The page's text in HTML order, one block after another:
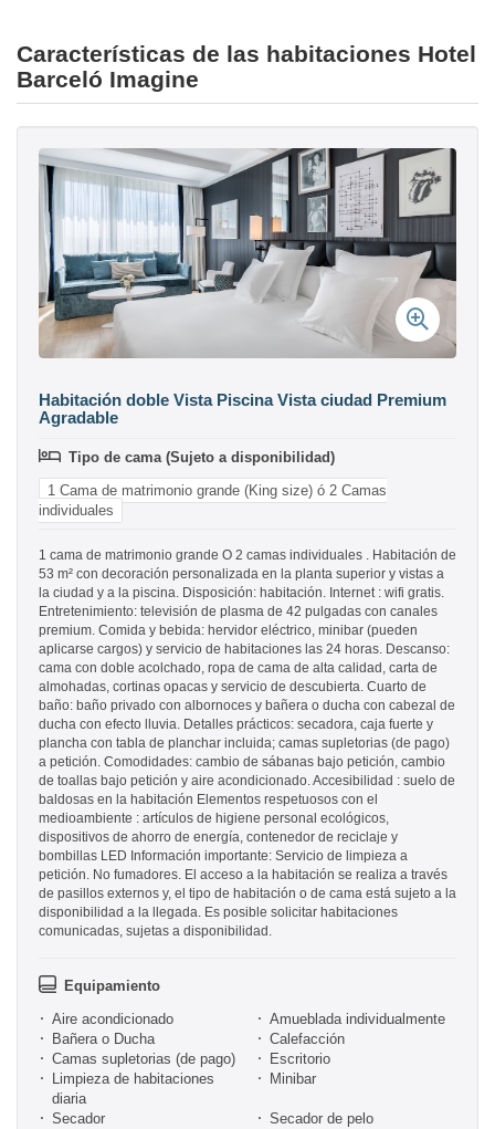
Características de las habitaciones Hotel
Barceló Imagine
Habitación doble Vista Piscina Vista ciudad Premium
Agradable
Tipo de cama (Sujeto a disponibilidad)
1 Cama de matrimonio grande (King size) ó 2 Camas
individuales
1 cama de matrimonio grande O 2 camas individuales . Habitación de
53 m² con decoración personalizada en la planta superior y vistas a
la ciudad y a la piscina. Disposición: habitación. Internet : wifi gratis.
Entretenimiento: televisión de plasma de 42 pulgadas con canales
premium. Comida y bebida: hervidor eléctrico, minibar (pueden
aplicarse cargos) y servicio de habitaciones las 24 horas. Descanso:
cama con doble acolchado, ropa de cama de alta calidad, carta de
almohadas, cortinas opacas y servicio de descubierta. Cuarto de
baño: baño privado con albornoces y bañera o ducha con cabezal de
ducha con efecto lluvia. Detalles prácticos: secadora, caja fuerte y
plancha con tabla de planchar incluida; camas supletorias (de pago)
a petición. Comodidades: cambio de sábanas bajo petición, cambio
de toallas bajo petición y aire acondicionado. Accesibilidad : suelo de
baldosas en la habitación Elementos respetuosos con el
medioambiente : artículos de higiene personal ecológicos,
dispositivos de ahorro de energía, contenedor de reciclaje y
bombillas LED Información importante: Servicio de limpieza a
petición. No fumadores. El acceso a la habitación se realiza a través
de pasillos externos y, el tipo de habitación o de cama está sujeto a la
disponibilidad a la llegada. Es posible solicitar habitaciones
comunicadas, sujetas a disponibilidad.
Equipamiento
Aire acondicionado
Amueblada individualmente
Bañera o Ducha
Calefacción
Camas supletorias (de pago)
Escritorio
Limpieza de habitaciones
diaria
Minibar
Secador
Secador de pelo